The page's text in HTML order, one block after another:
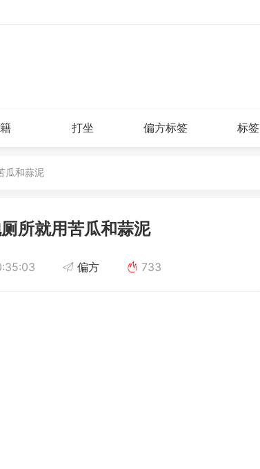
打坐 偏方标签 标签
瓜和蒜泥
所就用苦瓜和蒜泥
偏方 733